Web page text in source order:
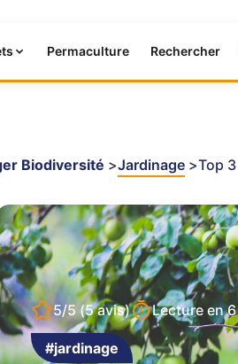
Permaculture Rechercher
Biodiversité Jardinage Top
5/5(5 avis) Lecture en6
#jardinage